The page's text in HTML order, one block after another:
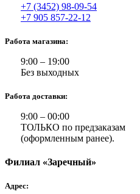
+7 (3452) 98-09-54
+7 905 857-22-12
Работа магазина:
9:00 – 19:00
Без выходных
Работа доставки:
9:00 – 00:00
ТОЛЬКО по предзаказам
(оформленным ранее).
Филиал «Заречный»
Адрес: